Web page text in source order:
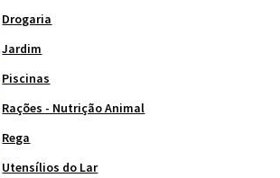
Drogaria
Jardim
Piscinas
Rações - Nutrição Animal
Rega
Utensílios do Lar